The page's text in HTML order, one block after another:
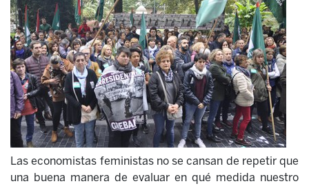
Las economistas feministas no se cansan de repetir que
una buena manera de evaluar en qué medida nuestro